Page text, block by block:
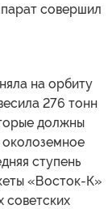
совершил
на орбиту
276 тонн
должны
околоземное
ступень
«Восток-К»
советских